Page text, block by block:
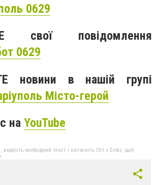
0629
свої повідомлення
0629
новини в нашій групі
Місто-герой
на YouTube
необхідний текст і натисніть Ctrl + Enter, щоб